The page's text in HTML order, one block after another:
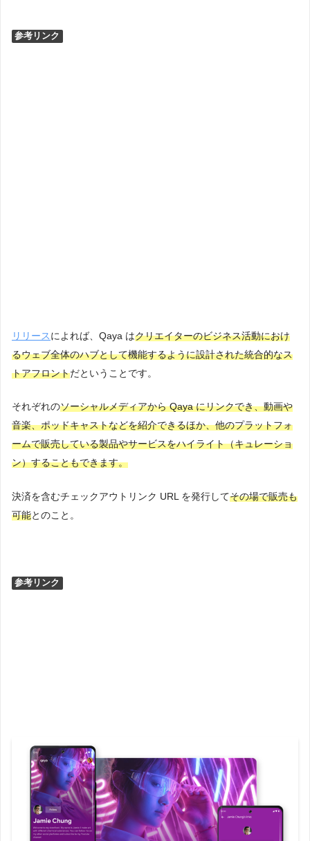
参考リンク
リリースによれば、Qaya はクリエイターのビジネス活動におけ
るウェブ全体のハブとして機能するように設計された統合的なス
トアフロントだということです。
それぞれのソーシャルメディアから Qaya にリンクでき、動画や
音楽、ポッドキャストなどを紹介できるほか、他のプラットフォ
ームで販売している製品やサービスをハイライト（キュレーショ
ン）することもできます。
決済を含むチェックアウトリンク URL を発行してその場で販売も
可能とのこと。
参考リンク